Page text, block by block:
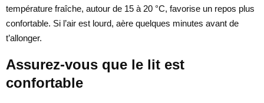
température fraîche, autour de 15 à 20 °C, favorise un repos plus
confortable. Si l’air est lourd, aère quelques minutes avant de
t’allonger.
Assurez-vous que le lit est
confortable